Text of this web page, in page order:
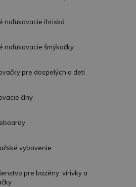
nafukovacie ihriská
nafukovacie šmýkačky
pre dospelých a deti
člny
vybavenie
pre bazény, vírivky a